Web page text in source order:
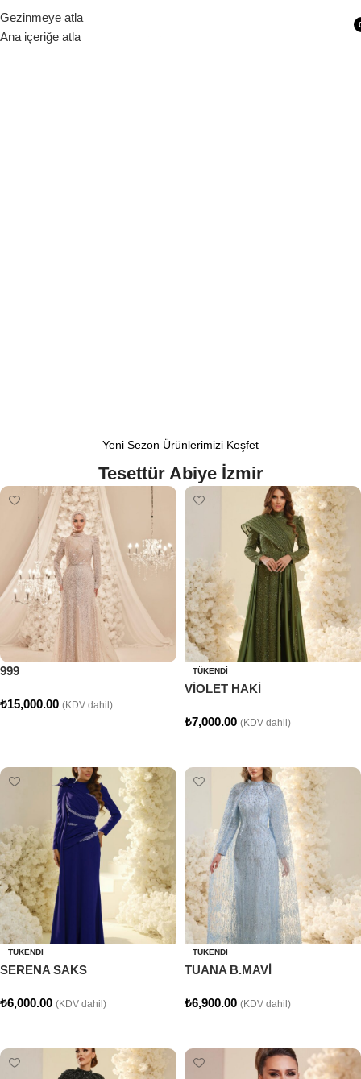
Gezinmeye atla
Ana içeriğe atla
Siparişleriniz 1 - 9 iş günü içerisinde kargoya verilecektir.
Yeni Sezon Ürünlerimizi Keşfet
Tesettür Abiye İzmir
999
₺15,000.00 (KDV dahil)
TÜKENDI
VİOLET HAKİ
₺7,000.00 (KDV dahil)
TÜKENDI
SERENA SAKS
₺6,000.00 (KDV dahil)
TÜKENDI
TUANA B.MAVİ
₺6,900.00 (KDV dahil)